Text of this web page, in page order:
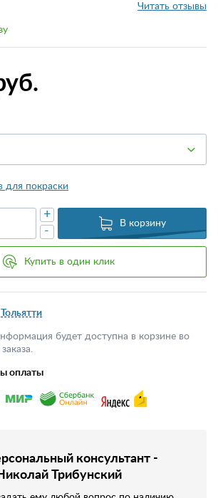
Читать отзывы
для покраски
-
+
В корзину
Купить в один клик
Тольятти
будет доступна в корзине во
оплаты
консультант -
Трибунский